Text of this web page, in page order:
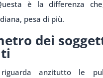
è la differenza
pesa di più.
dei
anzitutto le